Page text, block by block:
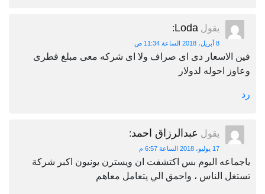
يقول Loda
:
8 أبريل، 2018 الساعة 11:34 ص
فين الاسعار دى اى صراف ولا اى شركه معى مبلغ قطرى
وعاوز احوله لدولار
رد
يقول عبدالرزاق احمد:
17 يوليو، 2018 الساعة 6:57 م
ياجماعه اليوم بس اكتشفت ان ويسترن يونيون اكبر شركة
تستغل الناس ، واحمق الي يتعامل معاهم